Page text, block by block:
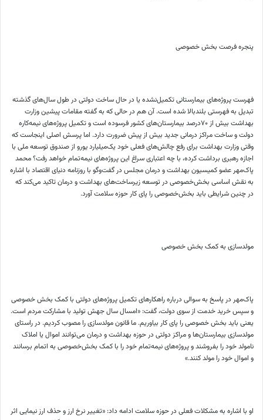
پنجره فرصت بخش خصوصی
فهرست پروژه‌‌‌های بیمارستانی تکمیل‌‌‌نشده یا در حال ساخت دولتی در طول سال‌های گذشته
تبدیل به فهرستی بلندبالا شده است. آن هم در حالی که به گفته مقامات پیشین وزارت
بهداشت بیش از ۷۰‌درصد بیمارستان‌‌‌های کشور فرسوده است و تکمیل پروژه‌‌‌های نیمه‌‌‌کاره
دولت و ساخت مراکز درمانی جدید بیش از پیش ضرورت دارد. اما پرسش اصلی اینجاست که
وقتی وزارت بهداشت برای رفع چالش‌‌‌های فعلی خود یک‌میلیارد یورو از صندوق توسعه ملی با
اجازه رهبری برداشت کرده، با چه اعتباری سراغ این پروژه‌‌‌های نیمه‌تمام خواهد رفت؟ محمد
پاک‌‌‌مهر عضو کمیسیون بهداشت و درمان مجلس در گفت‌‌‌وگو با روزنامه دنیای اقتصاد با اشاره
به نقش اساسی بخش‌خصوصی در توسعه زیرساخت‌‌‌های بهداشت و درمان تاکید می‌کند که
در چنین شرایطی باید بخش‌خصوصی را پای کار حوزه سلامت آورد.
مولدسازی به کمک بخش خصوصی
پاک‌‌‌مهر در پاسخ به سوالی درباره راهکارهای تکمیل پروژه‌‌‌های دولتی با کمک بخش خصوصی
و سپس خرید خدمت از سوی دولت، گفت: «امسال سال جهش تولید با مشارکت مردم است.
یعنی باید بخش خصوصی را پای کار بیاوریم. ما قانون مولدسازی را مصوب کردیم. در راستای
مولدسازی بیمارستان‌‌‌ها و مراکز دولتی در حوزه بهداشت و درمان می‌توانند اموال یا املاک
نامولد خود را بفروشند و پروژه‌‌‌های نیمه‌تمام خود را با کمک بخش‌خصوصی به اتمام برسانند
و اموال خود را مولد کنند.»
او با اشاره به مشکلات فعلی در حوزه سلامت ادامه داد: «تغییر نرخ ارز و حذف ارز نیمایی اثر